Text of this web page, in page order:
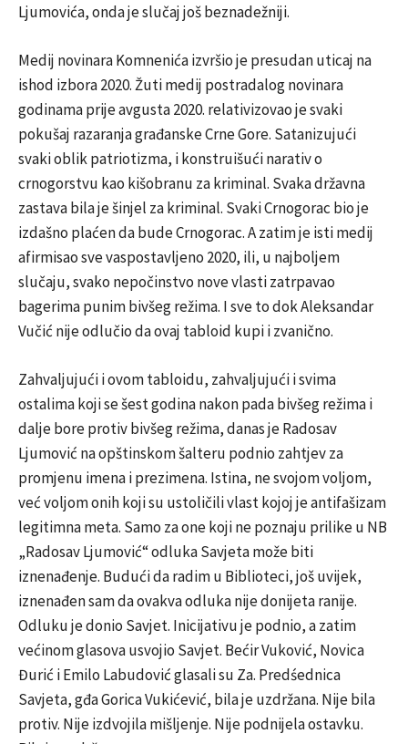
Ljumovića, onda je slučaj još beznadežniji.
Medij novinara Komnenića izvršio je presudan uticaj na
ishod izbora 2020. Žuti medij postradalog novinara
godinama prije avgusta 2020. relativizovao je svaki
pokušaj razaranja građanske Crne Gore. Satanizujući
svaki oblik patriotizma, i konstruišući narativ o
crnogorstvu kao kišobranu za kriminal. Svaka državna
zastava bila je šinjel za kriminal. Svaki Crnogorac bio je
izdašno plaćen da bude Crnogorac. A zatim je isti medij
afirmisao sve vaspostavljeno 2020, ili, u najboljem
slučaju, svako nepočinstvo nove vlasti zatrpavao
bagerima punim bivšeg režima. I sve to dok Aleksandar
Vučić nije odlučio da ovaj tabloid kupi i zvanično.
Zahvaljujući i ovom tabloidu, zahvaljujući i svima
ostalima koji se šest godina nakon pada bivšeg režima i
dalje bore protiv bivšeg režima, danas je Radosav
Ljumović na opštinskom šalteru podnio zahtjev za
promjenu imena i prezimena. Istina, ne svojom voljom,
već voljom onih koji su ustoličili vlast kojoj je antifašizam
legitimna meta. Samo za one koji ne poznaju prilike u NB
„Radosav Ljumović“ odluka Savjeta može biti
iznenađenje. Budući da radim u Biblioteci, još uvijek,
iznenađen sam da ovakva odluka nije donijeta ranije.
Odluku je donio Savjet. Inicijativu je podnio, a zatim
većinom glasova usvojio Savjet. Bećir Vuković, Novica
Đurić i Emilo Labudović glasali su Za. Predśednica
Savjeta, gđa Gorica Vukićević, bila je uzdržana. Nije bila
protiv. Nije izdvojila mišljenje. Nije podnijela ostavku.